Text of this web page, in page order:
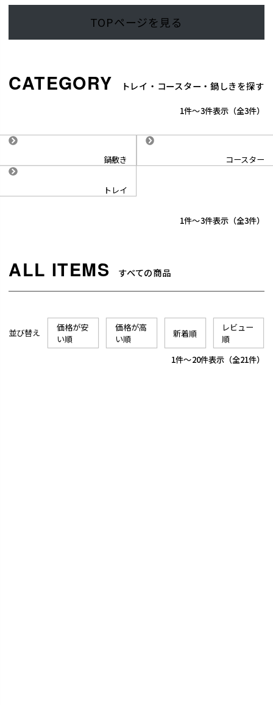
TOPページを見る
トレイ・コースター・鍋しきを探す
3
1 -
3件表示
鍋敷き コースター
トレイ
3
1 -
3件表示
すべての商品
並び替え
価格が安
い順
価格が高
い順
新着順
レビュー
順
21
1 -20件表示